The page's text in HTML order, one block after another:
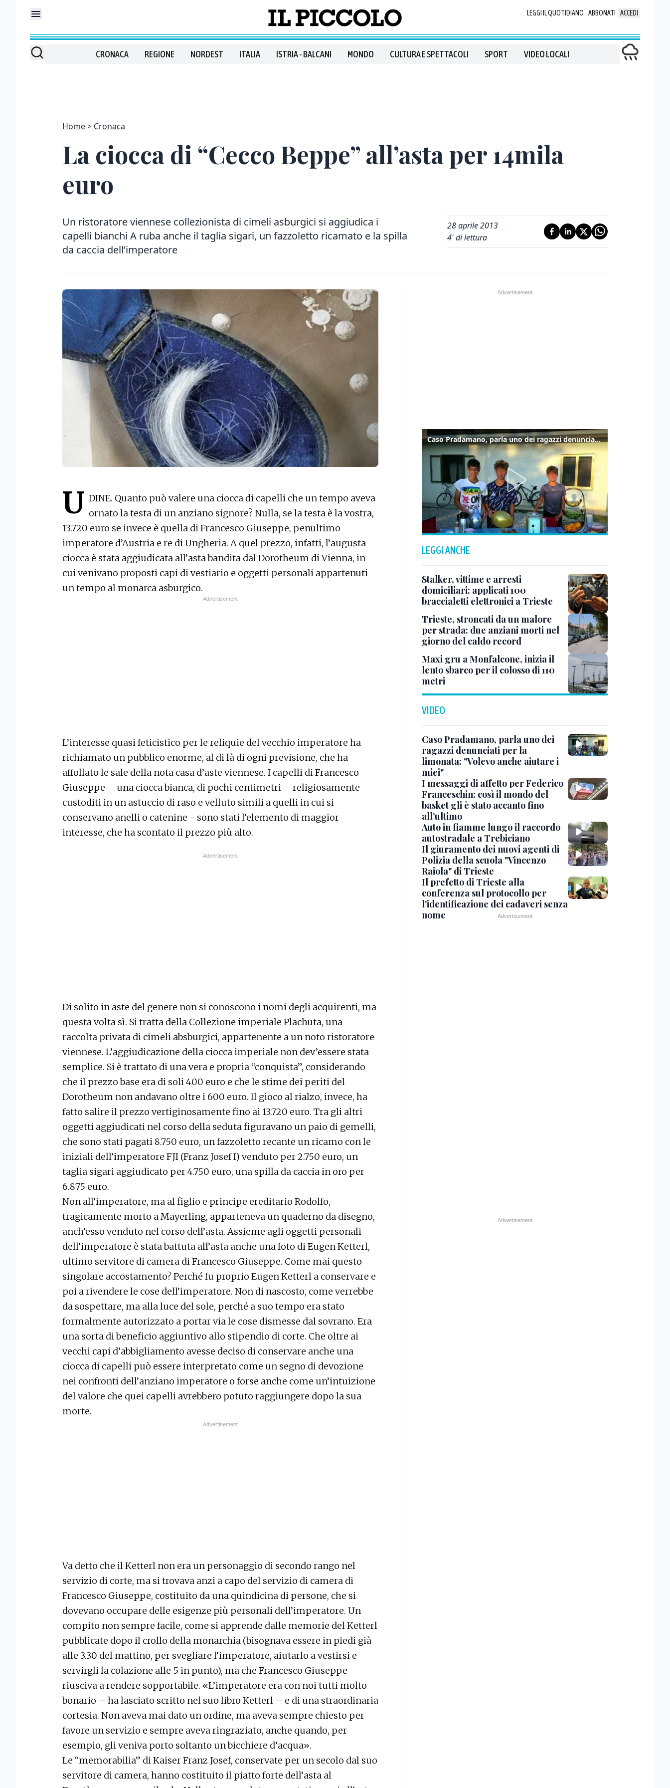
LEGGI IL QUOTIDIANO ABBONATI ACCEDI
CRONACA REGIONE NORDEST ITALIA ISTRIA - BALCANI MONDO CULTURA E SPETTACOLI SPORT VIDEO LOCALI
Home Cronaca
La ciocca di “Cecco Beppe” all’asta per 14mila
euro
Un ristoratore viennese collezionista di cimeli asburgici si aggiudica i
capelli bianchi A ruba anche il taglia sigari, un fazzoletto ricamato e la spilla
da caccia dell’imperatore
28 aprile 2013
4' di lettura
U DINE. Quanto può valere una ciocca di capelli che un tempo aveva
ornato la testa di un anziano signore? Nulla, se la testa è la vostra,
13.720 euro se invece è quella di Francesco Giuseppe, penultimo
imperatore d’Austria e re di Ungheria. A quel prezzo, infatti, l’augusta
ciocca è stata aggiudicata all’asta bandita dal Dorotheum di Vienna, in
cui venivano proposti capi di vestiario e oggetti personali appartenuti
un tempo al monarca asburgico.
L’interesse quasi feticistico per le reliquie del vecchio imperatore ha
richiamato un pubblico enorme, al di là di ogni previsione, che ha
affollato le sale della nota casa d’aste viennese. I capelli di Francesco
Giuseppe – una ciocca bianca, di pochi centimetri – religiosamente
custoditi in un astuccio di raso e velluto simili a quelli in cui si
conservano anelli o catenine - sono stati l’elemento di maggior
interesse, che ha scontato il prezzo più alto.
Di solito in aste del genere non si conoscono i nomi degli acquirenti, ma
questa volta sì. Si tratta della Collezione imperiale Plachuta, una
raccolta privata di cimeli absburgici, appartenente a un noto ristoratore
viennese. L’aggiudicazione della ciocca imperiale non dev’essere stata
semplice. Si è trattato di una vera e propria “conquista”, considerando
che il prezzo base era di soli 400 euro e che le stime dei periti del
Dorotheum non andavano oltre i 600 euro. Il gioco al rialzo, invece, ha
fatto salire il prezzo vertiginosamente fino ai 13.720 euro. Tra gli altri
oggetti aggiudicati nel corso della seduta figuravano un paio di gemelli,
che sono stati pagati 8.750 euro, un fazzoletto recante un ricamo con le
iniziali dell’imperatore FJI (Franz Josef I) venduto per 2.750 euro, un
taglia sigari aggiudicato per 4.750 euro, una spilla da caccia in oro per
6.875 euro.
Non all’imperatore, ma al figlio e principe ereditario Rodolfo,
tragicamente morto a Mayerling, apparteneva un quaderno da disegno,
anch’esso venduto nel corso dell’asta. Assieme agli oggetti personali
dell’imperatore è stata battuta all’asta anche una foto di Eugen Ketterl,
ultimo servitore di camera di Francesco Giuseppe. Come mai questo
singolare accostamento? Perché fu proprio Eugen Ketterl a conservare e
poi a rivendere le cose dell’imperatore. Non di nascosto, come verrebbe
da sospettare, ma alla luce del sole, perché a suo tempo era stato
formalmente autorizzato a portar via le cose dismesse dal sovrano. Era
una sorta di beneficio aggiuntivo allo stipendio di corte. Che oltre ai
vecchi capi d’abbigliamento avesse deciso di conservare anche una
ciocca di capelli può essere interpretato come un segno di devozione
nei confronti dell’anziano imperatore o forse anche come un’intuizione
del valore che quei capelli avrebbero potuto raggiungere dopo la sua
morte.
Va detto che il Ketterl non era un personaggio di secondo rango nel
servizio di corte, ma si trovava anzi a capo del servizio di camera di
Francesco Giuseppe, costituito da una quindicina di persone, che si
dovevano occupare delle esigenze più personali dell’imperatore. Un
compito non sempre facile, come si apprende dalle memorie del Ketterl
pubblicate dopo il crollo della monarchia (bisognava essere in piedi già
alle 3.30 del mattino, per svegliare l’imperatore, aiutarlo a vestirsi e
servirgli la colazione alle 5 in punto), ma che Francesco Giuseppe
riusciva a rendere sopportabile. «L’imperatore era con noi tutti molto
bonario – ha lasciato scritto nel suo libro Ketterl – e di una straordinaria
cortesia. Non aveva mai dato un ordine, ma aveva sempre chiesto per
favore un servizio e sempre aveva ringraziato, anche quando, per
esempio, gli veniva porto soltanto un bicchiere d’acqua».
Le “memorabilia” di Kaiser Franz Josef, conservate per un secolo dal suo
servitore di camera, hanno costituito il piatto forte dell’asta al
Caso Pradamano, parla uno dei ragazzi denunciati per la limonata: "Volevo anche aiutare i miei"
LEGGI ANCHE
Stalker, vittime e arresti
domiciliari: applicati 100
braccialetti elettronici a Trieste
Trieste, stroncati da un malore
per strada: due anziani morti nel
giorno del caldo record
Maxi gru a Monfalcone, inizia il
lento sbarco per il colosso di 110
metri
VIDEO
Caso Pradamano, parla uno dei
ragazzi denunciati per la
limonata: "Volevo anche aiutare i
miei"
I messaggi di affetto per Federico
Franceschin: così il mondo del
basket gli è stato accanto fino
all’ultimo
Auto in fiamme lungo il raccordo
autostradale a Trebiciano
Il giuramento dei nuovi agenti di
Polizia della scuola "Vincenzo
Raiola" di Trieste
Il prefetto di Trieste alla
conferenza sul protocollo per
l'identificazione dei cadaveri senza
nome